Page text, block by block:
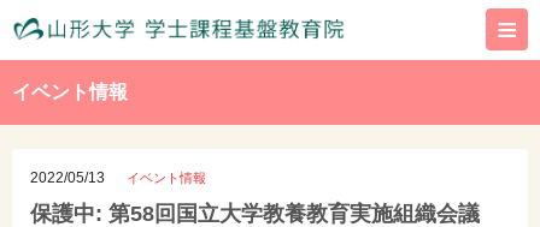
≡
イベント情報
2022/05/13 イベント情報
保護中: 第58回国立大学教養教育実施組織会議